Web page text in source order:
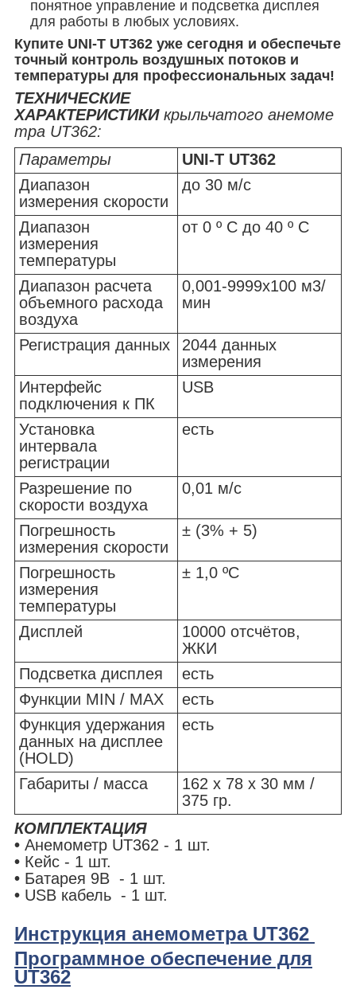
понятное управление и подсветка дисплея
для работы в любых условиях.
Купите UNI-T UT362 уже сегодня и обеспечьте
точный контроль воздушных потоков и
температуры для профессиональных задач!
ТЕХНИЧЕСКИЕ
ХАРАКТЕРИСТИКИ крыльчатого анемоме
тра UT362:
Параметры
UNI-T UT362
Диапазон
измерения скорости
до 30 м/с
Диапазон
измерения
температуры
от 0 º C до 40 º C
Диапазон расчета
объемного расхода
воздуха
0,001-9999x100 м3/
мин
Регистрация данных
2044 данных
измерения
Интерфейс
подключения к ПК
USB
Установка
интервала
регистрации
есть
Разрешение по
скорости воздуха
0,01 м/с
Погрешность
измерения скорости
± (3% + 5)
Погрешность
измерения
температуры
± 1,0 ºC
Дисплей
10000 отсчётов,
ЖКИ
Подсветка дисплея
есть
Функции MIN / MAX
есть
Функция удержания
данных на дисплее
(HOLD)
есть
Габариты / масса
162 x 78 x 30 мм /
375 гр.
КОМПЛЕКТАЦИЯ
• Анемометр UT362 - 1 шт.
• Кейс - 1 шт.
• Батарея 9В - 1 шт.
• USB кабель - 1 шт.
Инструкция анемометра UT362
Программное обеспечение для
UT362